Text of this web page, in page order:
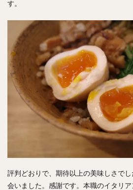
す。
評判どおりで、期待以上の美味しさで
会いました。感謝です。本職のイタリ